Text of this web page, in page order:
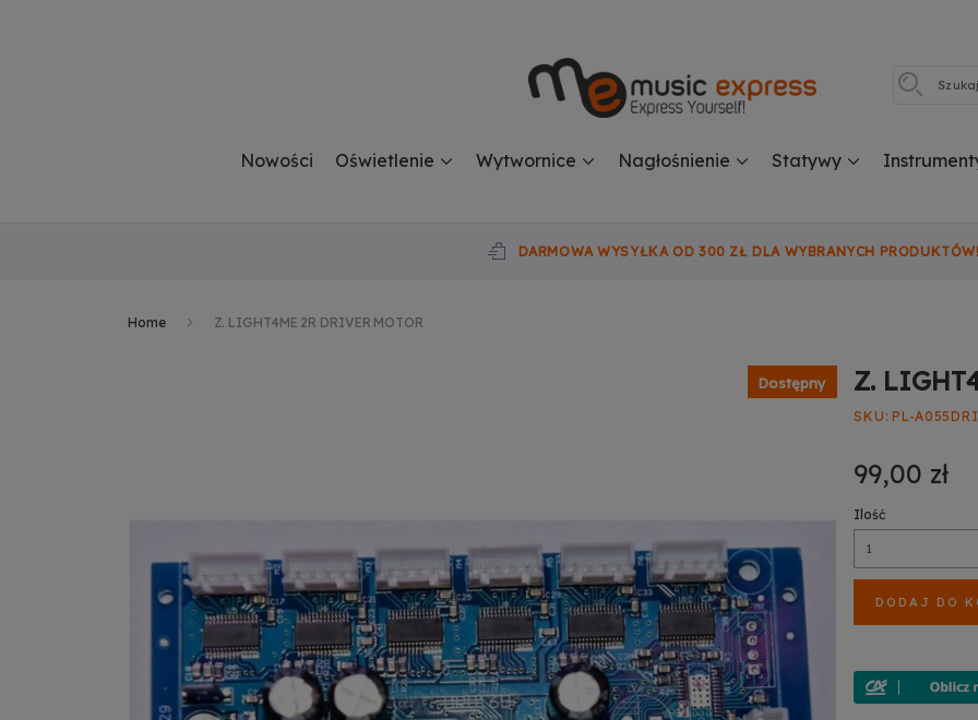
Nowości Oświetlenie Wytwornice Nagłośnienie Statywy
DARMOWA WYSYŁKA OD 300 ZŁ DLA WYBRANYCH PRODUKTÓW!
Home Z. LIGHT4ME 2R DRIVER MOTOR
Dostępny Z.
SKU PL-
99,00 zł
Ilość
DODAJ DO